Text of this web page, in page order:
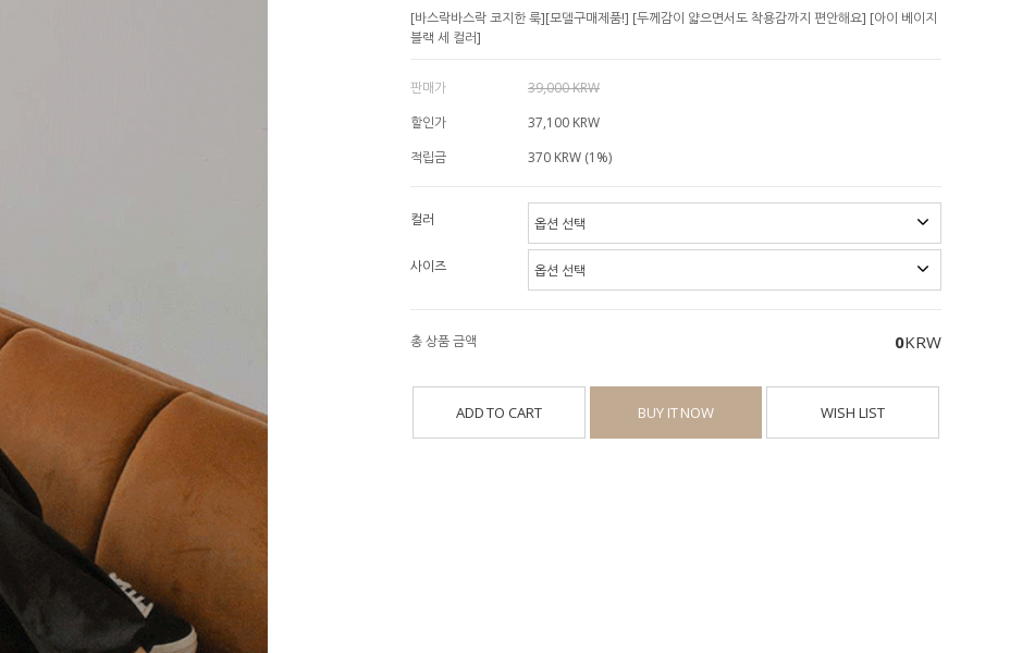
3. 블라우스
[바스락바스락 코지한 룩][모델구매제품!] [두께감이 얇으면서도 착용감까지 편안해요] [아이 베이지
블랙 세 컬러]
판매가
39,000 KRW
할인가
37,100 KRW
적립금
370 KRW (1%)
컬러
사이즈
총 상품 금액 0KRW
ADD TO CART BUY IT NOW WISH LIST